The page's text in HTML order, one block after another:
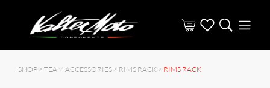
SHOP > TEAM ACCESSORIES > RIMS RACK > RIMS RACK